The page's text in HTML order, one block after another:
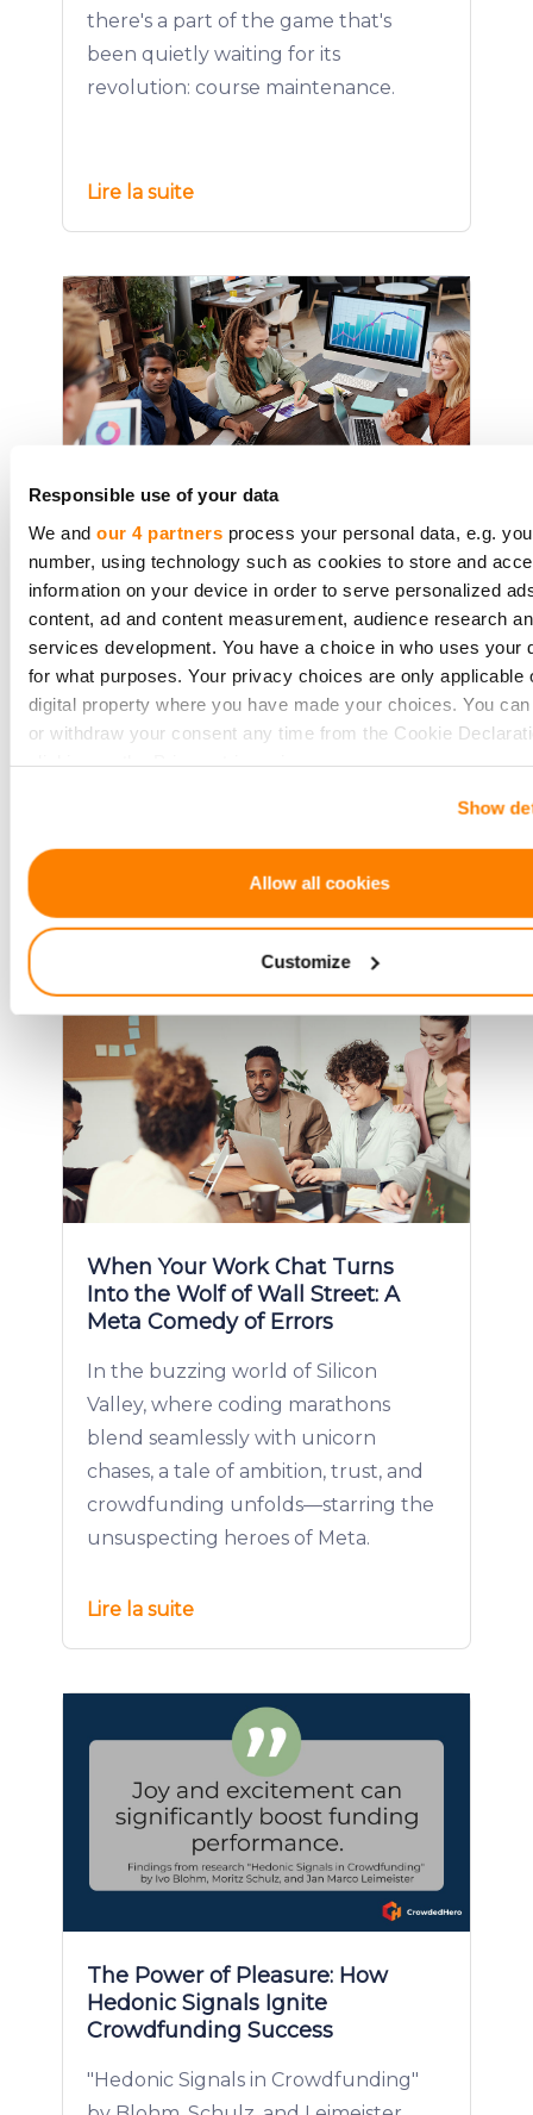
Responsible use of your data
We and our 4 partnersprocess your personal data, e.g.
number, using technology such as cookies to store and
information on your device in order to serve personalized
content, ad and content measurement, audience research
services development. You have a choice in who uses your
for what purposes. Your privacy choices are only applicable
digital property where you have made your choices. You
or withdraw your consent any time from the Cookie
Collect information about your geographical location
be accurate to within several meters
characteristics (fingerprinting)
Find out more about how your personal data is processed
your preferences in thedetails section.
We use cookies to provide website functionality, analyse
display customized page content and advertising. See more
Cookies policy.
Show
Allow all cookies
Customize
there's a part of the game that's
been quietly waiting for its
revolution: course maintenance.
Lire la suite
Young Investors Drive
Crowdfunding Trends
Ever wished you could be part of
something bigger? Fund a cool new
tech product or a project that really
makes a difference? That's the magic
When Your Work Chat Turns
Into the Wolf of Wall Street: A
Meta Comedy of Errors
In the buzzing world of Silicon
Valley, where coding marathons
blend seamlessly with unicorn
chases, a tale of ambition, trust, and
crowdfunding unfolds—starring the
unsuspecting heroes of Meta.
Lire la suite
The Power of Pleasure: How
Hedonic Signals Ignite
Crowdfunding Success
"Hedonic Signals in Crowdfunding"